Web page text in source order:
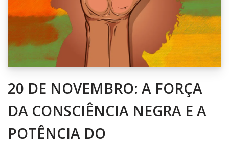
20 DE NOVEMBRO: A FORÇA
DA CONSCIÊNCIA NEGRA E A
POTÊNCIA DO